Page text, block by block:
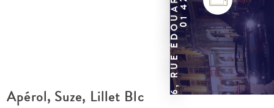
Apérol, Suze, Lillet Blc